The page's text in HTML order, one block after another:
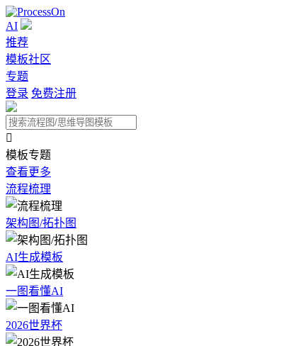
AI
推荐
模板社区
专题
登录 免费注册

模板专题
查看更多
流程梳理
架构图/拓扑图
AI生成模板
一图看懂AI
2026世界杯